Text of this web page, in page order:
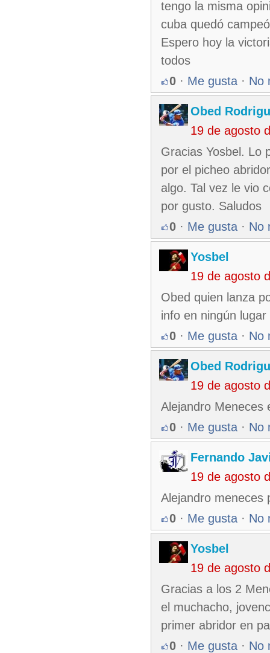
tengo la misma
cuba quedó
Espero hoy la
todos
0 · Me gusta · No
Obed
19 de agosto
Gracias Yosbel. Lo
por el picheo
algo. Tal vez le vio
por gusto. Saludos
0 · Me gusta · No
Yosbel
19 de agosto
Obed quien lanza
info en ningún lugar
0 · Me gusta · No
Obed
19 de agosto
Alejandro Meneces
0 · Me gusta · No
Fernando
19 de agosto
Alejandro meneces
0 · Me gusta · No
Yosbel
19 de agosto
Gracias a los 2
el muchacho,
primer abridor en
0 · Me gusta · No